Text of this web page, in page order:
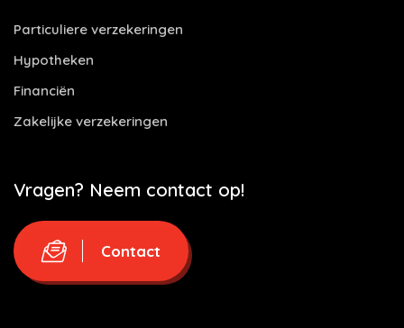
Particuliere verzekeringen
Hypotheken
Financiën
Zakelijke verzekeringen
Vragen? Neem contact op!
Contact